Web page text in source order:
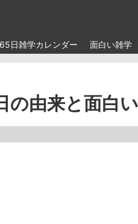
日雑学カレンダー 面白い雑学
の由来と面白